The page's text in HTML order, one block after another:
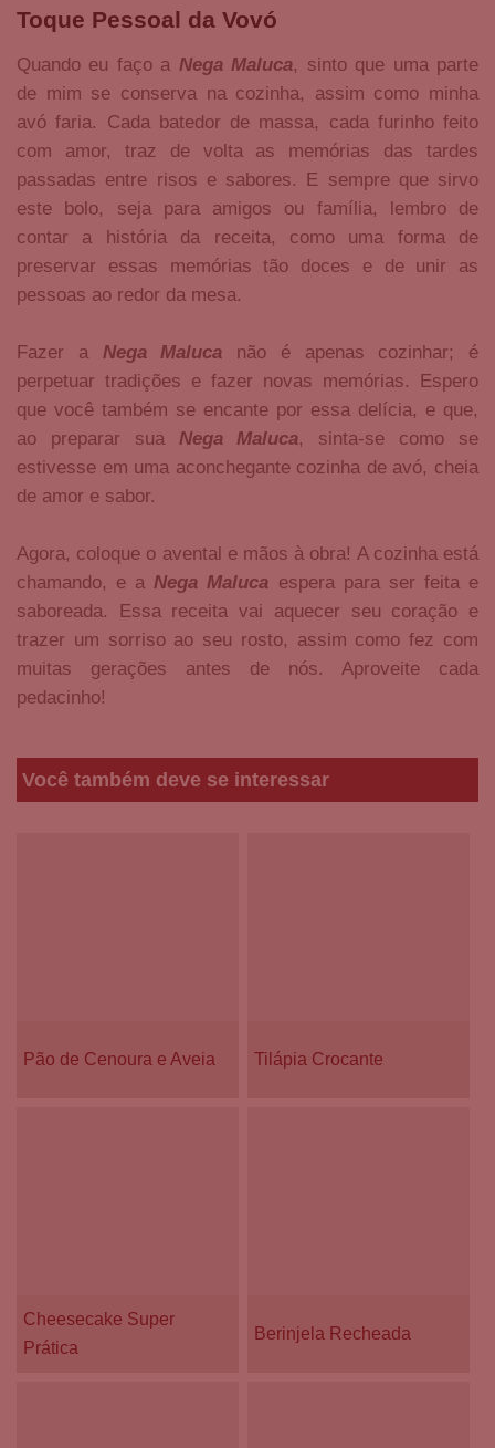
Toque Pessoal da Vovó
Quando eu faço a Nega Maluca, sinto que uma parte
de mim se conserva na cozinha, assim como minha
avó faria. Cada batedor de massa, cada furinho feito
com amor, traz de volta as memórias das tardes
passadas entre risos e sabores. E sempre que sirvo
este bolo, seja para amigos ou família, lembro de
contar a história da receita, como uma forma de
preservar essas memórias tão doces e de unir as
pessoas ao redor da mesa.
Fazer a Nega Maluca não é apenas cozinhar; é
perpetuar tradições e fazer novas memórias. Espero
que você também se encante por essa delícia, e que,
ao preparar sua Nega Maluca, sinta-se como se
estivesse em uma aconchegante cozinha de avó, cheia
de amor e sabor.
Agora, coloque o avental e mãos à obra! A cozinha está
chamando, e aNega Maluca espera para ser feita e
saboreada. Essa receita vai aquecer seu coração e
trazer um sorriso ao seu rosto, assim como fez com
muitas gerações antes de nós. Aproveite cada
pedacinho!
Você também deve se interessar
Pão de Cenoura e Aveia Tilápia Crocante
Cheesecake Super
Prática
Berinjela Recheada